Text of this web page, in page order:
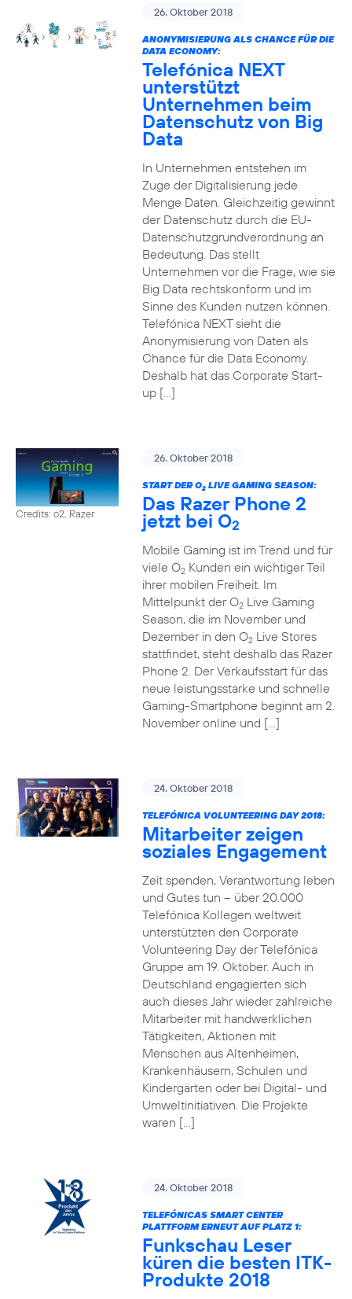
26. Oktober 2018
ANONYMISIERUNG ALS CHANCE FÜR DIE
DATA ECONOMY:
Telefónica NEXT
unterstützt
Unternehmen beim
Datenschutz von Big
Data
In Unternehmen entstehen im
Zuge der Digitalisierung jede
Menge Daten. Gleichzeitig gewinnt
der Datenschutz durch die EU-
Datenschutzgrundverordnung an
Bedeutung. Das stellt
Unternehmen vor die Frage, wie sie
Big Data rechtskonform und im
Sinne des Kunden nutzen können.
Telefónica NEXT sieht die
Anonymisierung von Daten als
Chance für die Data Economy.
Deshalb hat das Corporate Start-
up […]
Credits: o2, Razer
26. Oktober 2018
START DER O2LIVE GAMING SEASON:
Das Razer Phone 2
jetzt bei O2
Mobile Gaming ist im Trend und für
viele O2Kunden ein wichtiger Teil
ihrer mobilen Freiheit. Im
Mittelpunkt der O2Live Gaming
Season, die im November und
Dezember in den O2Live Stores
stattfindet, steht deshalb das Razer
Phone 2. Der Verkaufsstart für das
neue leistungsstarke und schnelle
Gaming-Smartphone beginnt am 2.
November online und […]
24. Oktober 2018
TELEFÓNICA VOLUNTEERING DAY 2018:
Mitarbeiter zeigen
soziales Engagement
Zeit spenden, Verantwortung leben
und Gutes tun – über 20.000
Telefónica Kollegen weltweit
unterstützten den Corporate
Volunteering Day der Telefónica
Gruppe am 19. Oktober. Auch in
Deutschland engagierten sich
auch dieses Jahr wieder zahlreiche
Mitarbeiter mit handwerklichen
Tätigkeiten, Aktionen mit
Menschen aus Altenheimen,
Krankenhäusern, Schulen und
Kindergärten oder bei Digital- und
Umweltinitiativen. Die Projekte
waren […]
24. Oktober 2018
TELEFÓNICAS SMART CENTER
PLATTFORM ERNEUT AUF PLATZ 1:
Funkschau Leser
küren die besten ITK-
Produkte 2018